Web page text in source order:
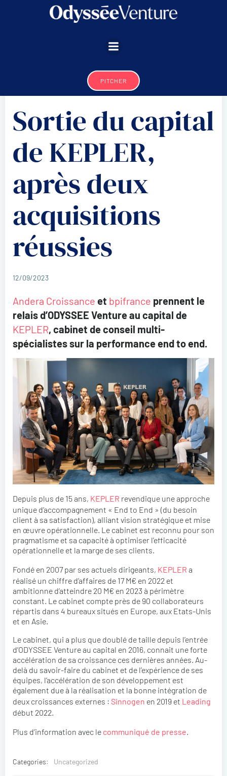
Aller
au
PITCHER
Sortie du capital
de KEPLER,
après deux
acquisitions
réussies
12/09/2023
Andera Croissance et bpifrance prennent le
relais d’ODYSSEE Venture au capital de
KEPLER, cabinet de conseil multi-
spécialistes sur la performance end to end.
Depuis plus de 15 ans, KEPLER revendique une approche
unique d’accompagnement « End to End » (du besoin
client à sa satisfaction), alliant vision stratégique et mise
en œuvre opérationnelle. Le cabinet est reconnu pour son
pragmatisme et sa capacité à optimiser l’efficacité
opérationnelle et la marge de ses clients.
Fondé en 2007 par ses actuels dirigeants, KEPLER a
réalisé un chiffre d’affaires de 17 M€ en 2022 et
ambitionne d’atteindre 20 M€ en 2023 à périmètre
constant. Le cabinet compte près de 90 collaborateurs
répartis dans 4 bureaux situés en Europe, aux Etats-Unis
et en Asie.
Le cabinet, qui a plus que doublé de taille depuis l’entrée
d’ODYSSEE Venture au capital en 2016, connait une forte
accélération de sa croissance ces dernières années. Au-
delà du savoir-faire du cabinet et de l’expérience de ses
équipes, l’accélération de son développement est
également due à la réalisation et la bonne intégration de
deux croissances externes : Sinnogen en 2019 et Leading
début 2022.
Plus d’information avec le communiqué de presse.
Categories: Uncategorized